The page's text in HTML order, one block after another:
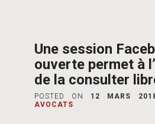
Une session
ouverte permet à
de la consulter
POSTED ON 12 MARS
AVOCATS